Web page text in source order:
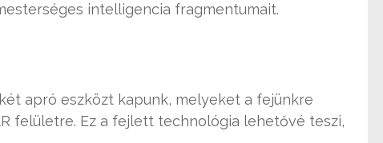
intelligencia fragmentumait.
apró eszközt kapunk, melyeket a fejünkre
felületre. Ez a fejlett technológia lehetővé teszi,